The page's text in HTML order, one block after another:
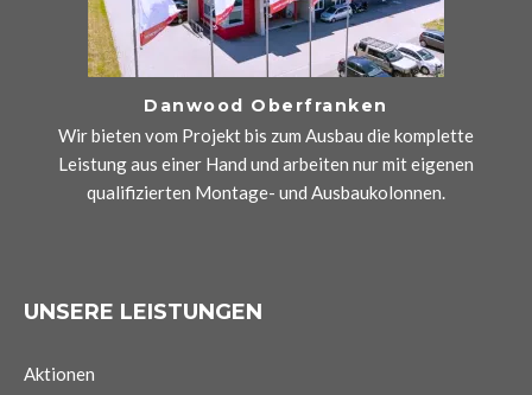
Danwood Oberfranken
Wir bieten vom Projekt bis zum Ausbau die komplette
Leistung aus einer Hand und arbeiten nur mit eigenen
qualifizierten Montage- und Ausbaukolonnen.
UNSERE LEISTUNGEN
Aktionen